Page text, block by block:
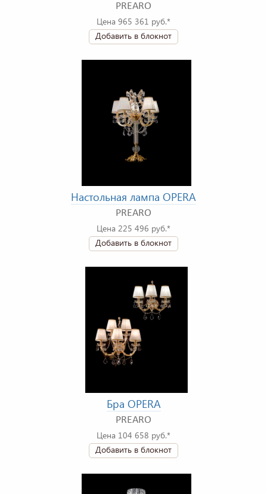
PREARO
Цена 965 361 руб.*
Добавить в блокнот
Настольная лампа OPERA
PREARO
Цена 225 496 руб.*
Добавить в блокнот
Бра OPERA
PREARO
Цена 104 658 руб.*
Добавить в блокнот